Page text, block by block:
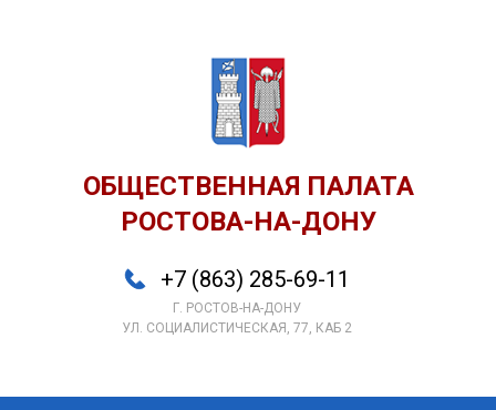
ОБЩЕСТВЕННАЯ ПАЛАТА
РОСТОВА-НА-ДОНУ
+7 (863) 285-69-11
Г. РОСТОВ-НА-ДОНУ
УЛ. СОЦИАЛИСТИЧЕСКАЯ, 77, КАБ 2